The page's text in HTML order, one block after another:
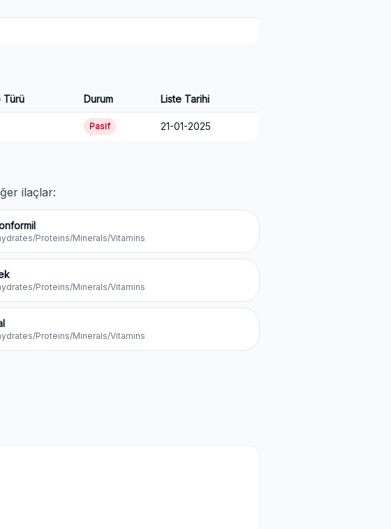
Türü Durum Liste Tarihi
Pasif 21-01-2025
ilaçlar:
Proteins/Minerals/Vitamins
Proteins/Minerals/Vitamins
Proteins/Minerals/Vitamins